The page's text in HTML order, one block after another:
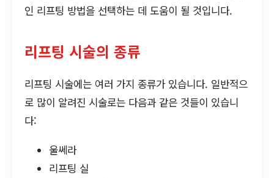
인 리프팅 방법을 선택하는 데 도움이 될 것입니다.
리프팅 시술의 종류
리프팅 시술에는 여러 가지 종류가 있습니다. 일반적으
로 많이 알려진 시술로는 다음과 같은 것들이 있습니
다:
울쎄라
리프팅 실